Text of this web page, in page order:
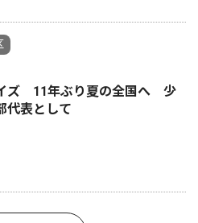
ズ 11年ぶり夏の全国へ 少
代表として